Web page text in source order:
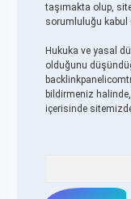
taşımakta olup,
sorumluluğu kabul
Hukuka ve yasal
olduğunu
bildirmeniz
içerisinde